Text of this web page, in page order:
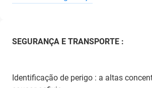
SEGURANÇA E TRANSPORTE :
Identificação de perigo : a altas